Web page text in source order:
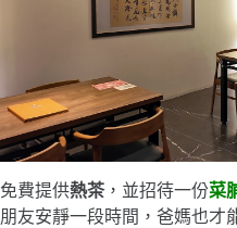
免費提供熱茶 ，並招待一份菜
朋友安靜一段時間，爸媽也才